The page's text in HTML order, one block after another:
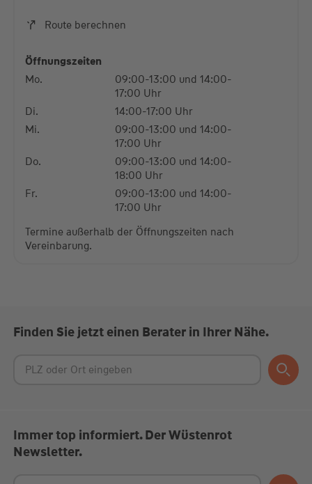
Route berechnen
Öffnungszeiten
Mo.
09:00-13:00 und 14:00-
17:00 Uhr
Di.
14:00-17:00 Uhr
Mi.
09:00-13:00 und 14:00-
17:00 Uhr
Do.
09:00-13:00 und 14:00-
18:00 Uhr
Fr.
09:00-13:00 und 14:00-
17:00 Uhr
Termine außerhalb der Öffnungszeiten nach
Vereinbarung.
Finden Sie jetzt einen Berater in Ihrer Nähe.
Immer top informiert. Der Wüstenrot
Newsletter.